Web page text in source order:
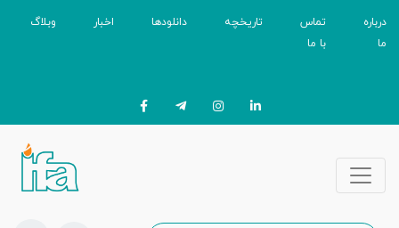
درباره
ما
تماس
با ما
تاریخچه دانلودها اخبار وبلاگ